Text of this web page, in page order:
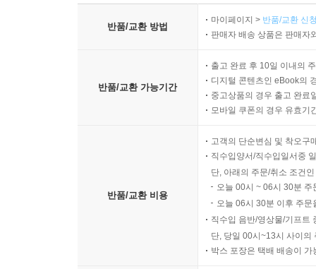
반품/교환 방법
마이페이지 > 반품/교환 신
판매자 배송 상품은 판매자
반품/교환 가능기간
출고 완료 후 10일 이내의
디지털 콘텐츠인 eBook의
중고상품의 경우 출고 완료
모바일 쿠폰의 경우 유효기
반품/교환 비용
고객의 단순변심 및 착오구
직수입양서/직수입일서중
단, 아래의 주문/취소 조건
오늘 00시 ~ 06시 30분
오늘 06시 30분 이후 주
직수입 음반/영상물/기프트
단, 당일 00시~13시 사이의
박스 포장은 택배 배송이